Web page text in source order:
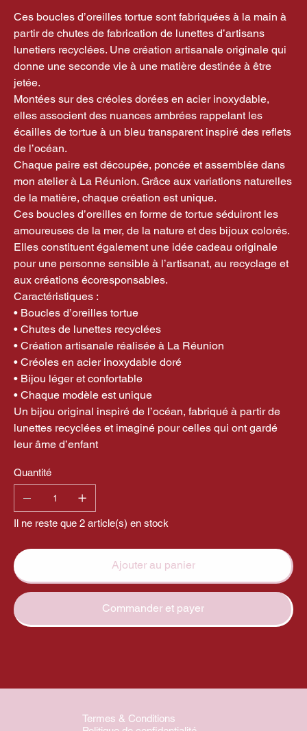
Ces boucles d’oreilles tortue sont fabriquées à la main à
partir de chutes de fabrication de lunettes d’artisans
lunetiers recyclées. Une création artisanale originale qui
donne une seconde vie à une matière destinée à être
jetée.
Montées sur des créoles dorées en acier inoxydable,
elles associent des nuances ambrées rappelant les
écailles de tortue à un bleu transparent inspiré des reflets
de l’océan.
Chaque paire est découpée, poncée et assemblée dans
mon atelier à La Réunion. Grâce aux variations naturelles
de la matière, chaque création est unique.
Ces boucles d’oreilles en forme de tortue séduiront les
amoureuses de la mer, de la nature et des bijoux colorés.
Elles constituent également une idée cadeau originale
pour une personne sensible à l’artisanat, au recyclage et
aux créations écoresponsables.
Caractéristiques :
• Boucles d’oreilles tortue
• Chutes de lunettes recyclées
• Création artisanale réalisée à La Réunion
• Créoles en acier inoxydable doré
• Bijou léger et confortable
• Chaque modèle est unique
Un bijou original inspiré de l’océan, fabriqué à partir de
lunettes recyclées et imaginé pour celles qui ont gardé
leur âme d’enfant
Quantité
Il ne reste que 2 article(s) en stock
Ajouter au panier
Commander et payer
Termes & Conditions